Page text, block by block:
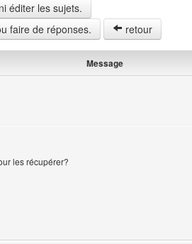
éditer les sujets.
faire de réponses.
retour
Message
les récupérer?